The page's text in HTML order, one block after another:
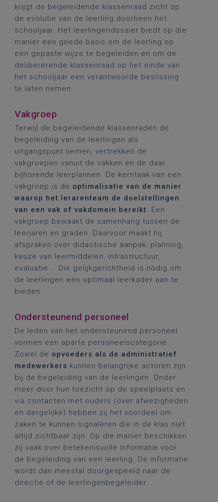
krijgt de begeleidende klassenraad zicht op
de evolutie van de leerling doorheen het
schooljaar. Het leerlingendossier biedt op die
manier een goede basis om de leerling op
een gepaste wijze te begeleiden en om de
delibererende klassenraad op het einde van
het schooljaar een verantwoorde beslissing
te laten nemen.
Vakgroep
Terwijl de begeleidende klassenraden de
begeleiding van de leerlingen als
uitgangspunt nemen, vertrekken de
vakgroepen vanuit de vakken en de daar
bijhorende leerplannen. De kerntaak van een
vakgroep is de optimalisatie van de manier
waarop het lerarenteam de doelstellingen
van een vak of vakdomein bereikt. Een
vakgroep bewaakt de samenhang tussen de
leerjaren en graden. Daarvoor maakt hij
afspraken over didactische aanpak, planning,
keuze van leermiddelen, infrastructuur,
evaluatie … Die gelijkgerichtheid is nodig om
de leerlingen een optimaal leerkader aan te
bieden.
Ondersteunend personeel
De leden van het ondersteunend personeel
vormen een aparte personeelscategorie.
Zowel de opvoeders als de administratief
medewerkers kunnen belangrijke actoren zijn
bij de begeleiding van de leerlingen. Onder
meer door hun toezicht op de speelplaats en
via contacten met ouders (over afwezigheden
en dergelijke) hebben zij het voordeel om
zaken te kunnen signaleren die in de klas niet
altijd zichtbaar zijn. Op die manier beschikken
zij vaak over betekenisvolle informatie voor
de begeleiding van een leerling. De informatie
wordt dan meestal doorgespeeld naar de
directie of de leerlingenbegeleider.